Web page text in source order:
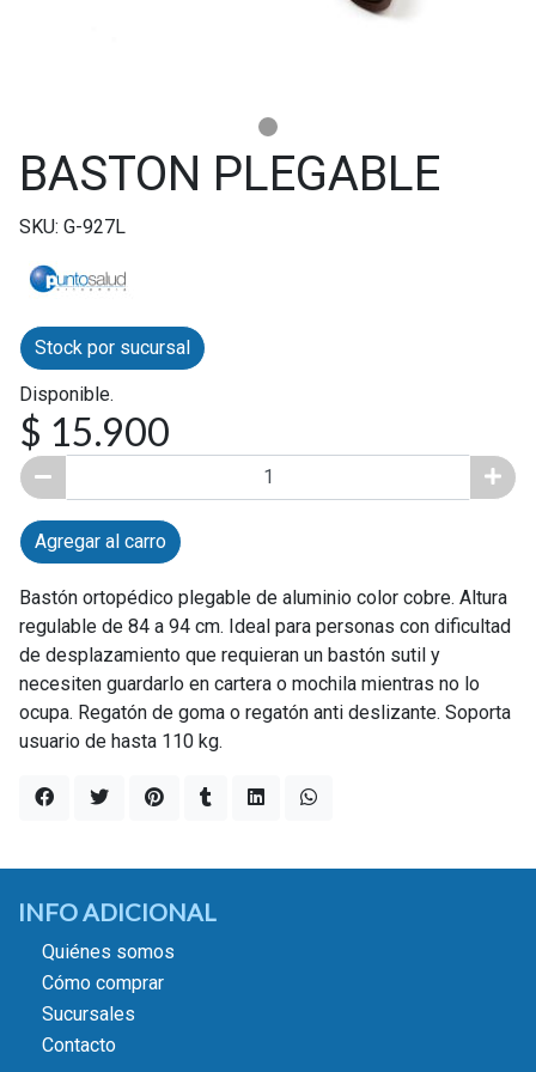
BASTON PLEGABLE
SKU: G-927L
Stock por sucursal
Disponible.
$ 15.900
Agregar al carro
Bastón ortopédico plegable de aluminio color cobre. Altura
regulable de 84 a 94 cm. Ideal para personas con dificultad
de desplazamiento que requieran un bastón sutil y
necesiten guardarlo en cartera o mochila mientras no lo
ocupa. Regatón de goma o regatón anti deslizante. Soporta
usuario de hasta 110 kg.
INFO ADICIONAL
Quiénes somos
Cómo comprar
Sucursales
Contacto